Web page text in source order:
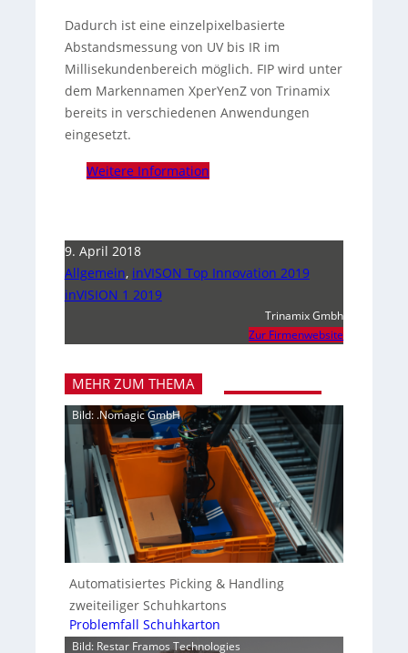
Dadurch ist eine einzelpixelbasierte
Abstandsmessung von UV bis IR im
Millisekundenbereich möglich. FIP wird unter
dem Markennamen XperYenZ von Trinamix
bereits in verschiedenen Anwendungen
eingesetzt.
Weitere Information
9. April 2018
Allgemein, inVISON Top Innovation 2019
inVISION 1 2019
Trinamix Gmbh
Zur Firmenwebsite
MEHR ZUM THEMA
Bild: .Nomagic GmbH
Automatisiertes Picking & Handling
zweiteiliger Schuhkartons
Problemfall Schuhkarton
Bild: Restar Framos Technologies